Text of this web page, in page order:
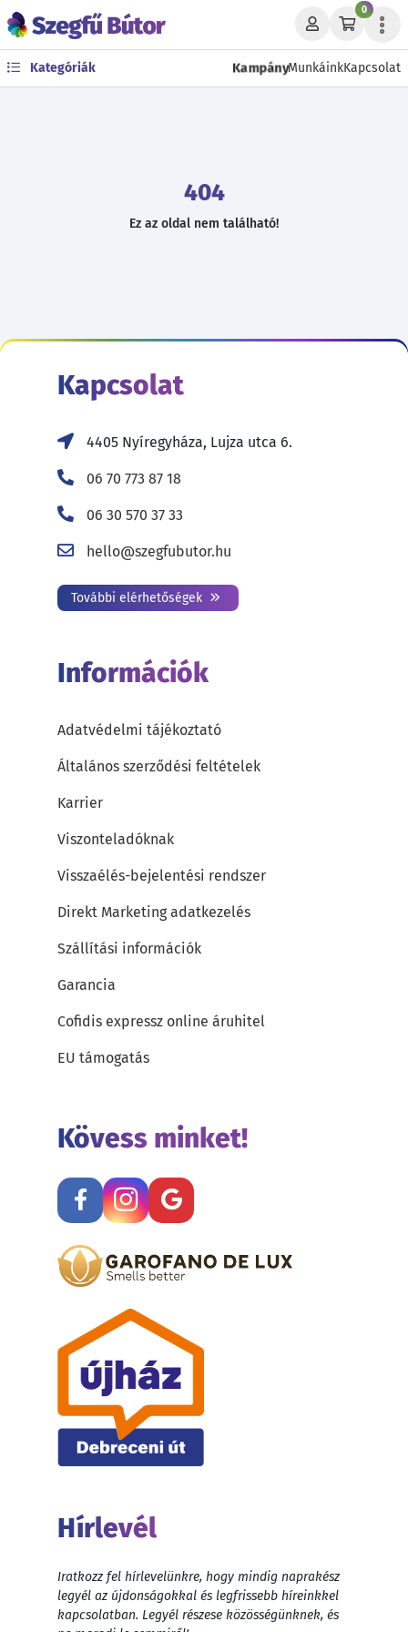
0
Kategóriák KampányMunkáinkKapcsolat
404
Ez az oldal nem található!
Kapcsolat
4405 Nyíregyháza, Lujza utca 6.
06 70 773 87 18
06 30 570 37 33
hello@szegfubutor.hu
További elérhetőségek
Információk
Adatvédelmi tájékoztató
Általános szerződési feltételek
Karrier
Viszonteladóknak
Visszaélés-bejelentési rendszer
Direkt Marketing adatkezelés
Szállítási információk
Garancia
Cofidis expressz online áruhitel
EU támogatás
Kövess minket!
Hírlevél
Iratkozz fel hírlevelünkre, hogy mindig naprakész
legyél az újdonságokkal és legfrissebb híreinkkel
kapcsolatban. Legyél részese közösségünknek, és